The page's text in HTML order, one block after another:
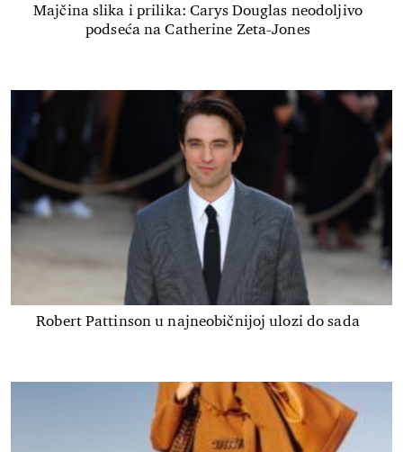
Majčina slika i prilika: Carys Douglas neodoljivo
podseća na Catherine Zeta-Jones
Robert Pattinson u najneobičnijoj ulozi do sada